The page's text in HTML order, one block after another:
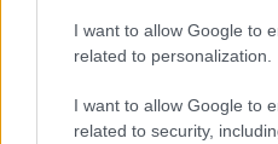
I want to allow Google to
related to personalization.
I want to allow Google to
related to security,